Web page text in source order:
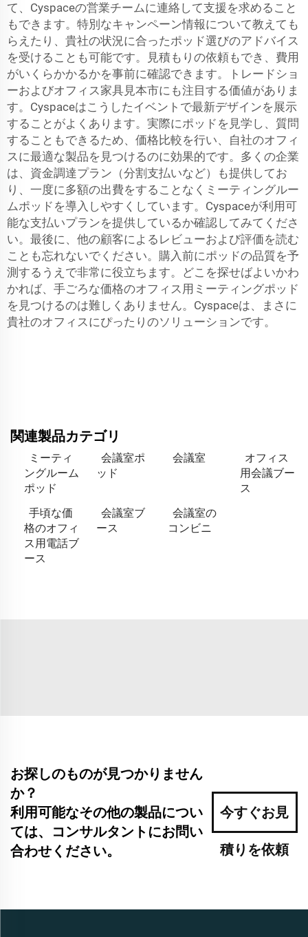
て、Cyspaceの営業チームに連絡して支援を求めること
もできます。特別なキャンペーン情報について教えても
らえたり、貴社の状況に合ったポッド選びのアドバイス
を受けることも可能です。見積もりの依頼もでき、費用
がいくらかかるかを事前に確認できます。トレードショ
ーおよびオフィス家具見本市にも注目する価値がありま
す。Cyspaceはこうしたイベントで最新デザインを展示
することがよくあります。実際にポッドを見学し、質問
することもできるため、価格比較を行い、自社のオフィ
スに最適な製品を見つけるのに効果的です。多くの企業
は、資金調達プラン（分割支払いなど）も提供してお
り、一度に多額の出費をすることなくミーティングルー
ムポッドを導入しやすくしています。Cyspaceが利用可
能な支払いプランを提供しているか確認してみてくださ
い。最後に、他の顧客によるレビューおよび評価を読む
ことも忘れないでください。購入前にポッドの品質を予
測するうえで非常に役立ちます。どこを探せばよいかわ
かれば、手ごろな価格のオフィス用ミーティングポッド
を見つけるのは難しくありません。Cyspaceは、まさに
貴社のオフィスにぴったりのソリューションです。
関連製品カテゴリ
ミーティ
ングルーム
ポッド
会議室ポ
ッド
会議室
オフィス
用会議ブー
ス
手頃な価
格のオフィ
ス用電話ブ
ース
会議室ブ
ース
会議室の
コンビニ
お探しのものが見つかりません
か？
利用可能なその他の製品につい
ては、コンサルタントにお問い
合わせください。
今すぐお見
積りを依頼